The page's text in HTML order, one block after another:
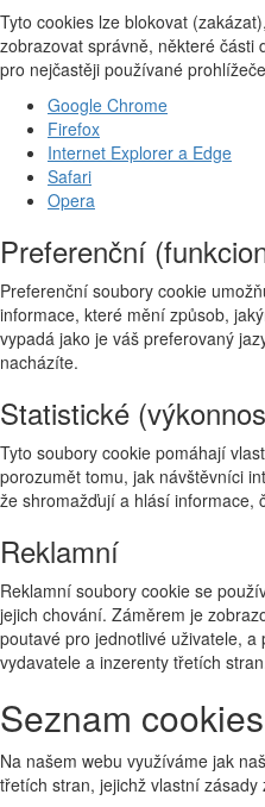
Tyto cookies lze blokovat
zobrazovat správně, některé části
pro nejčastěji používané
Google Chrome
Firefox
Internet Explorer a Edge
Safari
Opera
Preferenční
Preferenční soubory cookie
informace, které mění způsob,
vypadá jako je váš preferovaný
nacházíte.
Statistické
Tyto soubory cookie pomáhají
porozumět tomu, jak návštěvníci
že shromažďují a hlásí informace,
Reklamní
Reklamní soubory cookie se
jejich chování. Záměrem je
poutavé pro jednotlivé uživatele,
vydavatele a inzerenty třetích
Seznam cookies
Na našem webu využíváme jak
třetích stran, jejichž vlastní